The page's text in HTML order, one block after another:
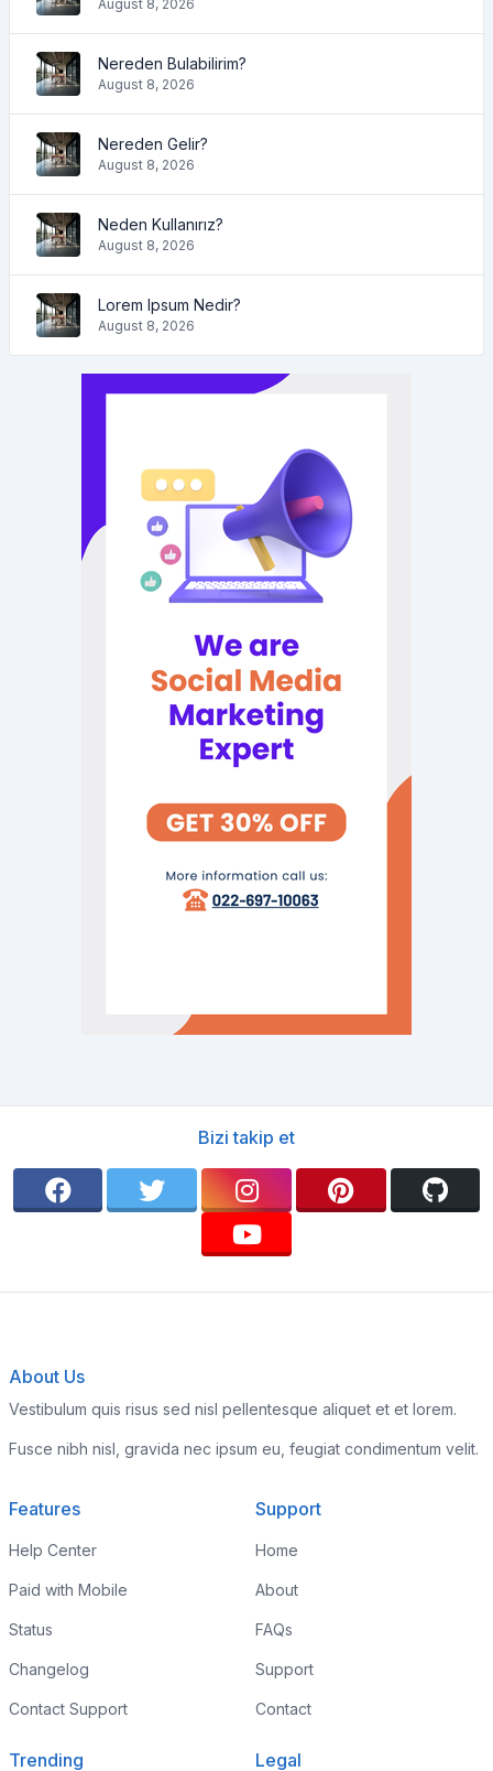
August 8, 2026
Nereden Bulabilirim?
August 8, 2026
Nereden Gelir?
August 8, 2026
Neden Kullanırız?
August 8, 2026
Lorem Ipsum Nedir?
August 8, 2026
Bizi takip et
About Us
Vestibulum quis risus sed nisl pellentesque aliquet et et lorem.
Fusce nibh nisl, gravida nec ipsum eu, feugiat condimentum velit.
Features
Help Center
Paid with Mobile
Status
Changelog
Contact Support
Support
Home
About
FAQs
Support
Contact
Trending Legal